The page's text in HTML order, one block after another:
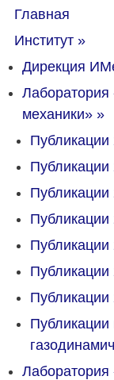
Главная
Институт »
Дирекция
механики» »
Публикации
Публикации
Публикации
Публикации
Публикации
Публикации
Публикации
Публикации